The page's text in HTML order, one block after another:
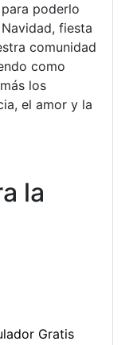
poderlo
fiesta
comunidad
como
los
el amor y la
la